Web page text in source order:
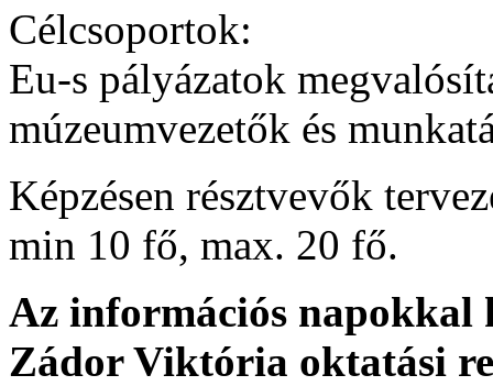
Célcsoportok:
Eu-s pályázatok
múzeumvezetők és
Képzésen résztvevők
min 10 fő, max. 20 fő.
Az információs napokkal
Zádor Viktória oktatási